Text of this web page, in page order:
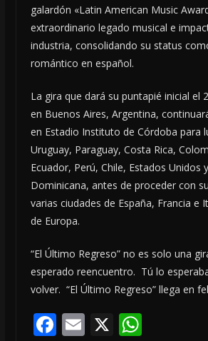
galardón «Latin American Music
extraordinario legado musical e
industria, consolidando su status
romántico en español.
La gira que dará su puntapié inicial el
en Buenos Aires, Argentina,
en Estadio Instituto de Córdoba para
Uruguay, Paraguay, Costa Rica,
Ecuador, Perú, Chile, Estados Unidos
Dominicana, antes de proceder con
varias ciudades de España, Francia e
de Europa.
“El Último Regreso” no es solo una
esperado reencuentro. Tú lo
volver. “El Último Regreso” llega en
F E X W